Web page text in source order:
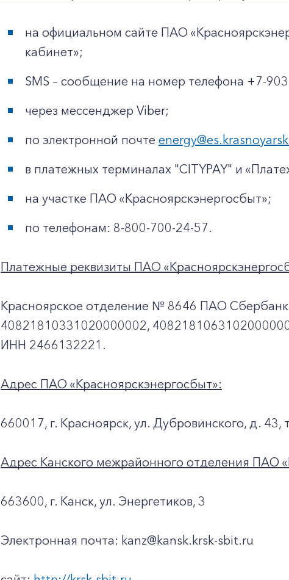
на официальном сайте ПАО
кабинет»;
SMS – сообщение на номер телефона +7-
через мессенджер Viber;
по электронной почте
в платежных терминалах "CITYPAY" и
на участке ПАО «Красноярскэнергосбыт»;
по телефонам: 8-800-700-24-57.
Платежные реквизиты ПАО
Красноярское отделение № 8646 ПАО
40821810331020000002,
ИНН 2466132221.
Адрес ПАО «Красноярскэнергосбыт»:
660017, г. Красноярск, ул. Дубровинского, д. 43,
Адрес Канского межрайонного отделения ПАО
663600, г. Канск, ул. Энергетиков, 3
Электронная почта: kanz@kansk.krsk-sbit.ru